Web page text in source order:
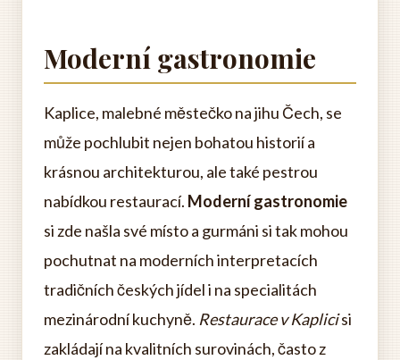
Moderní gastronomie
Kaplice, malebné městečko na jihu Čech, se
může pochlubit nejen bohatou historií a
krásnou architekturou, ale také pestrou
nabídkou restaurací. Moderní gastronomie
si zde našla své místo a gurmáni si tak mohou
pochutnat na moderních interpretacích
tradičních českých jídel i na specialitách
mezinárodní kuchyně. Restaurace v Kaplicisi
zakládají na kvalitních surovinách, často z